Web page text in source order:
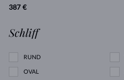
387 €
Schliff
RUND
OVAL